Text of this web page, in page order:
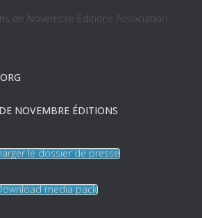
de Novembre Editions Association
NOVEMBRE ÉDITIONS
le dossier de presse
media pack